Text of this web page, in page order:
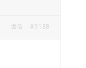
#9188
返信